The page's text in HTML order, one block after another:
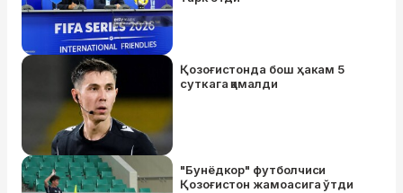
Қозоғистонда бош ҳакам 5
суткага қамалди
"Бунёдкор" футболчиси
Қозоғистон жамоасига ўтди